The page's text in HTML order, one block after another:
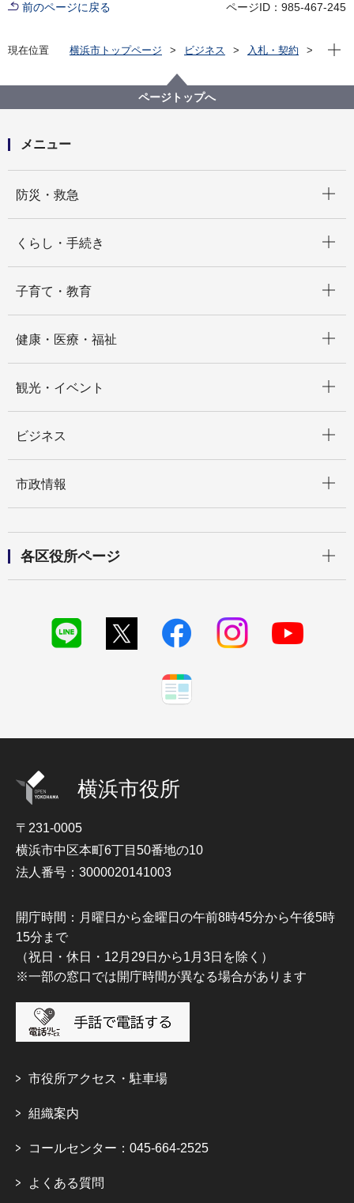
前のページに戻る ページID：985-467-245
現在位置 横浜市トップページ ビジネス
入札・契約
【⼊札結果掲載】本市施設資源物（古紙）下半期収集
運搬資源化業務委託 （第１ブロック）
現在
ページトップへ
メニュー
防災・救急
くらし・手続き
子育て・教育
健康・医療・福祉
観光・イベント
ビジネス
市政情報
各区役所ページ
横浜市役所
〒231-0005
横浜市中区本町6丁目50番地の10
法人番号：3000020141003
開庁時間：月曜日から金曜日の午前8時45分から午後5時
15分まで
（祝日・休日・12月29日から1月3日を除く）
※一部の窓口では開庁時間が異なる場合があります
市役所アクセス・駐車場
組織案内
コールセンター：045-664-2525
よくある質問